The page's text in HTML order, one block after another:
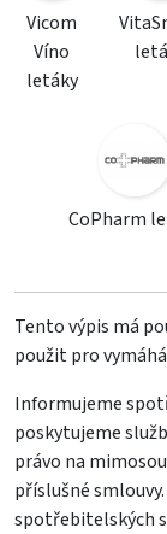
Vicom
Víno
letáky
CoPharm
Tento výpis má
použit pro
Informujeme
poskytujeme
právo na
příslušné
spotřebitelských